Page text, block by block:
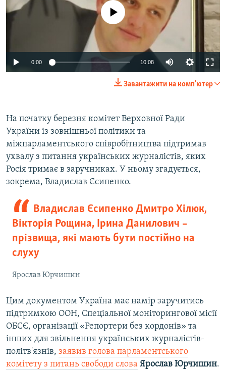
720p 1080p
No media source currently available
0:00 10:08
1080p
Завантажити на комп'ютер
На початку березня комітет Верховної Ради
України із зовнішньої політики та
міжпарламентського співробітництва підтримав
ухвалу з питання українських журналістів, яких
Росія тримає в заручниках. У ньому згадується,
зокрема, Владислав Єсипенко.
Владислав Єсипенко Дмитро Хілюк,
Вікторія Рощина, Ірина Данилович –
прізвища, які мають бути постійно на
слуху
Ярослав Юрчишин
Цим документом Україна має намір заручитись
підтримкою ООН, Спеціальної моніторингової місії
ОБСЄ, організації «Репортери без кордонів» та
інших для звільнення українських журналістів-
політв'язнів, заявив голова парламентського
комітету з питань свободи слова Ярослав Юрчишин.